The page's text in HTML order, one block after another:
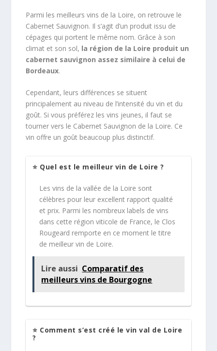
Parmi les meilleurs vins de la Loire, on retrouve le
Cabernet Sauvignon. Il s’agit d’un produit issu de
cépages qui portent le même nom. Grâce à son
climat et son sol, la région de la Loire produit un
cabernet sauvignon assez similaire à celui de
Bordeaux.
Cependant, leurs différences se situent
principalement au niveau de l’intensité du vin et du
goût. Si vous préférez les vins jeunes, il faut se
tourner vers le Cabernet Sauvignon de la Loire. Ce
vin offre un goût beaucoup plus distinctif.
⭐ Quel est le meilleur vin de Loire ?
Les vins de la vallée de la Loire sont
célèbres pour leur excellent rapport qualité
et prix. Parmi les nombreux labels de vins
dans cette région viticole de France, le Clos
Rougeard remporte en ce moment le titre
de meilleur vin de Loire.
Lire aussi Comparatif des
meilleurs vins de Bourgogne
⭐ Comment s’est créé le vin val de Loire
?